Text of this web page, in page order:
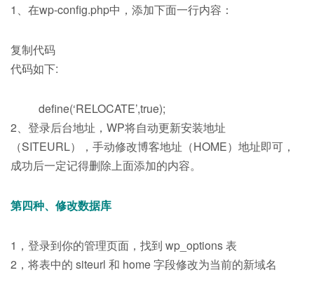
1、在wp-config.php中，添加下面一行内容：
复制代码
代码如下:
define(‘RELOCATE’,true);
2、登录后台地址，WP将自动更新安装地址
（SITEURL），手动修改博客地址（HOME）地址即可，
成功后一定记得删除上面添加的内容。
第四种、修改数据库
1，登录到你的管理页面，找到 wp_options 表
2，将表中的 siteurl 和 home 字段修改为当前的新域名